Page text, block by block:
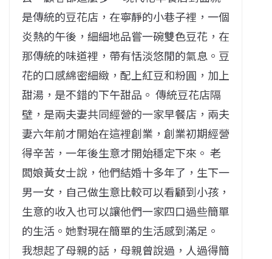
是傳統的豆花店，在寧靜的小巷子裡，一個
炎熱的午後，細細地品嘗一碗雙色豆花，在
那傳統的味道裡，帶有恬淡悠閒的氣息。豆
花的口感綿密細緻，配上紅豆和粉圓，加上
甜湯，是不錯的下午甜品。 傳統豆花店隔
壁，是兩夫妻共同經營的一家早餐店，兩夫
妻六年前才開始在這裡創業，創業初期經營
得辛苦，一年後生意才開始穩定下來。 老
闆娘黃女士說，他們結婚十多年了，生下一
男一女，自己做生意比較可以看顧到小孩，
生意的收入也可以讓他們一家四口過些簡單
的生活。她對現在簡單的生活感到滿足。
我想起了母親的話，母親曾說過，人過得簡